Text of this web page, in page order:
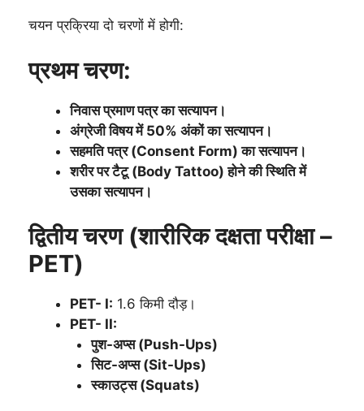
चयन प्रक्रिया दो चरणों में होगी:
प्रथम चरण:
निवास प्रमाण पत्र का सत्यापन।
अंग्रेजी विषय में 50% अंकों का सत्यापन।
सहमति पत्र (Consent Form) का सत्यापन।
शरीर पर टैटू (Body Tattoo) होने की स्थिति में
उसका सत्यापन।
द्वितीय चरण (शारीरिक दक्षता परीक्षा –
PET)
PET- I: 1.6 किमी दौड़।
PET- II:
पुश-अप्स (Push-Ups)
सिट-अप्स (Sit-Ups)
स्काउट्स (Squats)